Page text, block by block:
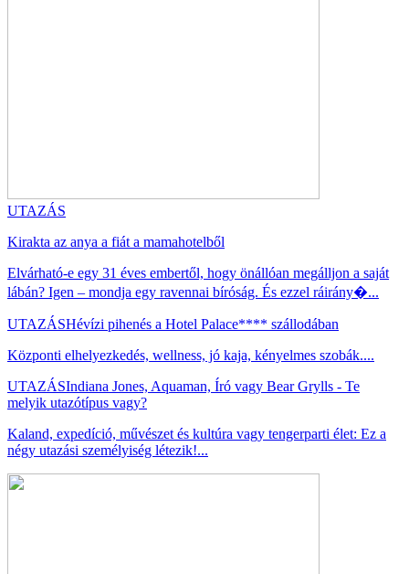
UTAZÁS
Kirakta az anya a fiát a mamahotelből
Elvárható-e egy 31 éves embertől, hogy önállóan megálljon a saját
lábán? Igen – mondja egy ravennai bíróság. És ezzel ráirány�...
UTAZÁSHévízi pihenés a Hotel Palace**** szállodában
Központi elhelyezkedés, wellness, jó kaja, kényelmes szobák....
UTAZÁSIndiana Jones, Aquaman, Író vagy Bear Grylls - Te
melyik utazótípus vagy?
Kaland, expedíció, művészet és kultúra vagy tengerparti élet: Ez a
négy utazási személyiség létezik!...